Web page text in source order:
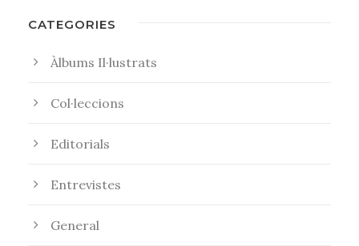
CATEGORIES
Àlbums Il·lustrats
Col·leccions
Editorials
Entrevistes
General